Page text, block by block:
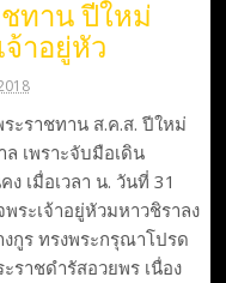
ทาน ปีใหม่
จ้าอยู่หัว
ะราชทาน ส.ค.ส. ปีใหม่
เพราะจับมือเดิน
เมื่อเวลา น. วันที่ 31
ระเจ้าอยู่หัวมหาวชิราลง
กูร ทรงพระกรุณาโปรด
ราชดำรัสอวยพร เนื่อง